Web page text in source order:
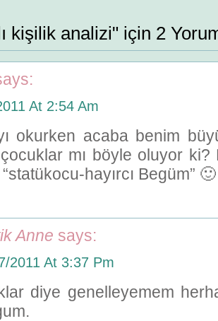
kişilik analizi" için 2
At 2:54 Am
okurken acaba benim
mı böyle oluyor ki?
hayırcı Begüm” 🙂
Anne says:
2011 At 3:37 Pm
diye genelleyemem